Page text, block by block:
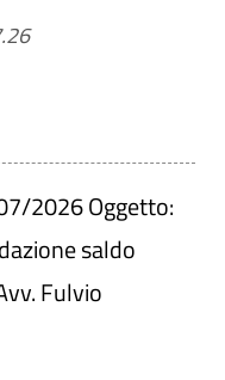
2026 Oggetto:
saldo
Fulvio